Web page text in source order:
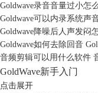
Goldwave录音音量过小怎
Goldwave可以内录系统声
Goldwave降噪后人声发闷
Goldwave如何去除回音
音频剪辑可以用什么软件
GoldWave新手入门
点击展开